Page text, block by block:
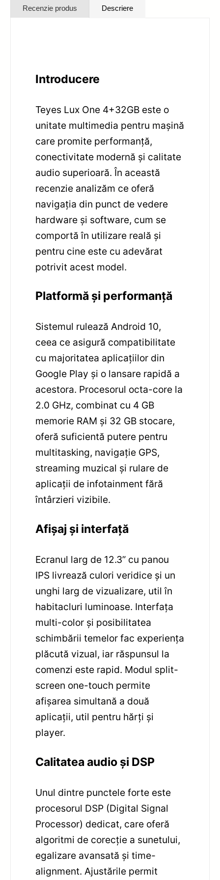
Recenzie produs Descriere
Introducere
Teyes Lux One 4+32GB este o
unitate multimedia pentru mașină
care promite performanță,
conectivitate modernă și calitate
audio superioară. În această
recenzie analizăm ce oferă
navigația din punct de vedere
hardware și software, cum se
comportă în utilizare reală și
pentru cine este cu adevărat
potrivit acest model.
Platformă și performanță
Sistemul rulează Android 10,
ceea ce asigură compatibilitate
cu majoritatea aplicațiilor din
Google Play și o lansare rapidă a
acestora. Procesorul octa-core la
2.0 GHz, combinat cu 4 GB
memorie RAM și 32 GB stocare,
oferă suficientă putere pentru
multitasking, navigație GPS,
streaming muzical și rulare de
aplicații de infotainment fără
întârzieri vizibile.
Afișaj și interfață
Ecranul larg de 12.3” cu panou
IPS livrează culori veridice și un
unghi larg de vizualizare, util în
habitacluri luminoase. Interfața
multi-color și posibilitatea
schimbării temelor fac experiența
plăcută vizual, iar răspunsul la
comenzi este rapid. Modul split-
screen one-touch permite
afișarea simultană a două
aplicații, util pentru hărți și
player.
Calitatea audio și DSP
Unul dintre punctele forte este
procesorul DSP (Digital Signal
Processor) dedicat, care oferă
algoritmi de corecție a sunetului,
egalizare avansată și time-
alignment. Ajustările permit